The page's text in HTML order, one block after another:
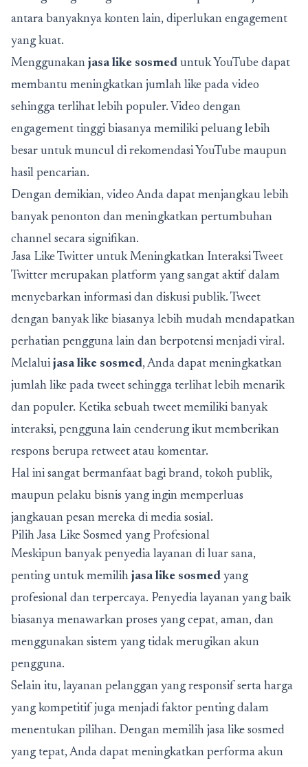
antara banyaknya konten lain, diperlukan engagement
yang kuat.
Menggunakan jasa like sosmed untuk YouTube dapat
membantu meningkatkan jumlah like pada video
sehingga terlihat lebih populer. Video dengan
engagement tinggi biasanya memiliki peluang lebih
besar untuk muncul di rekomendasi YouTube maupun
hasil pencarian.
Dengan demikian, video Anda dapat menjangkau lebih
banyak penonton dan meningkatkan pertumbuhan
channel secara signifikan.
Jasa Like Twitter untuk Meningkatkan Interaksi Tweet
Twitter merupakan platform yang sangat aktif dalam
menyebarkan informasi dan diskusi publik. Tweet
dengan banyak like biasanya lebih mudah mendapatkan
perhatian pengguna lain dan berpotensi menjadi viral.
Melalui jasa like sosmed, Anda dapat meningkatkan
jumlah like pada tweet sehingga terlihat lebih menarik
dan populer. Ketika sebuah tweet memiliki banyak
interaksi, pengguna lain cenderung ikut memberikan
respons berupa retweet atau komentar.
Hal ini sangat bermanfaat bagi brand, tokoh publik,
maupun pelaku bisnis yang ingin memperluas
jangkauan pesan mereka di media sosial.
Pilih Jasa Like Sosmed yang Profesional
Meskipun banyak penyedia layanan di luar sana,
penting untuk memilih jasa like sosmed yang
profesional dan terpercaya. Penyedia layanan yang baik
biasanya menawarkan proses yang cepat, aman, dan
menggunakan sistem yang tidak merugikan akun
pengguna.
Selain itu, layanan pelanggan yang responsif serta harga
yang kompetitif juga menjadi faktor penting dalam
menentukan pilihan. Dengan memilih jasa like sosmed
yang tepat, Anda dapat meningkatkan performa akun